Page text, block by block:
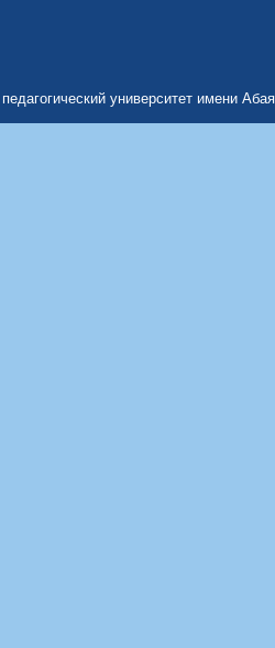
университет имени Абая